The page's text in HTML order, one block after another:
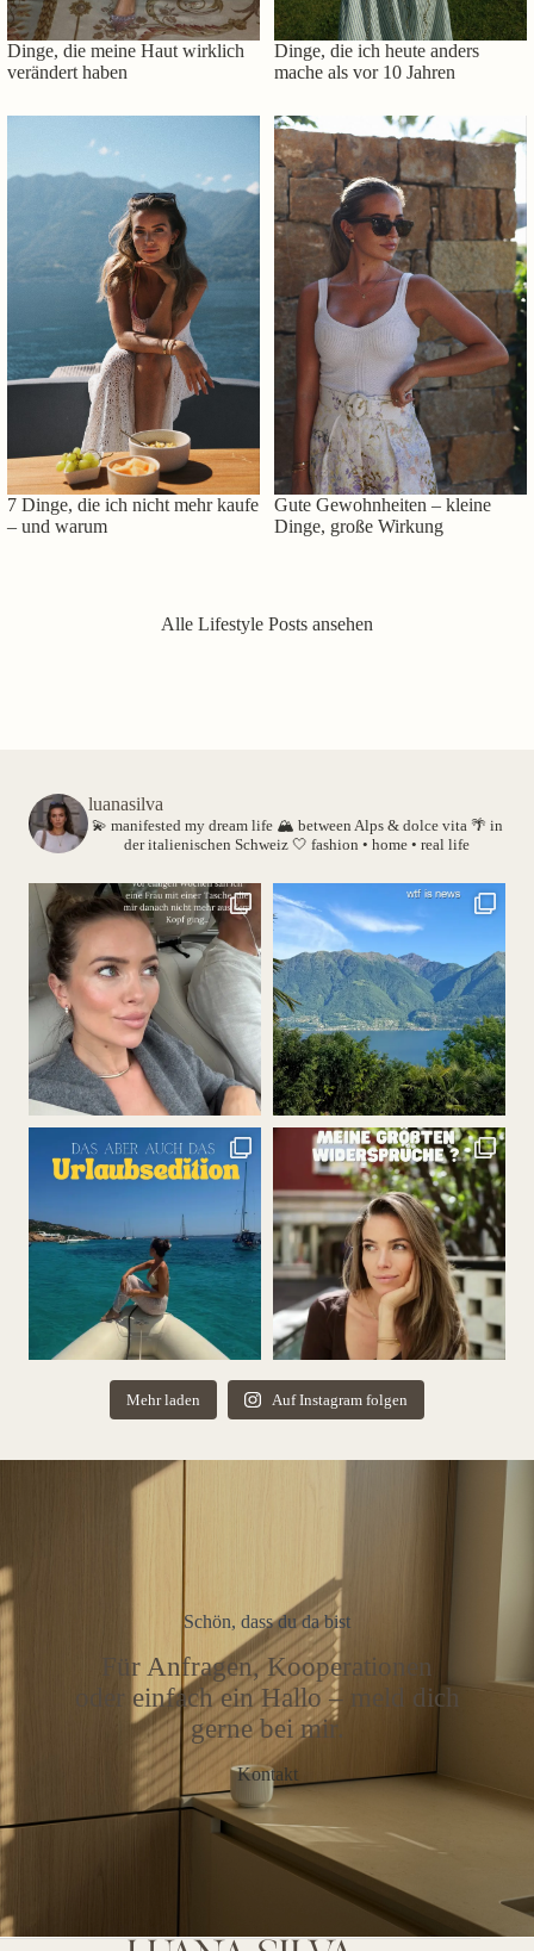
Dinge, die meine Haut wirklich
verändert haben
Dinge, die ich heute anders
mache als vor 10 Jahren
7 Dinge, die ich nicht mehr kaufe
– und warum
Gute Gewohnheiten – kleine
Dinge, große Wirkung
Alle Lifestyle Posts ansehen
luanasilva
💫 manifested my dream life 🏔️ between Alps & dolce vita 🌴 in
der italienischen Schweiz 🤍 fashion • home • real life
Mehr laden Auf Instagram folgen
Schön, dass du da bist
Für Anfragen, Kooperationen
oder einfach ein Hallo – meld dich
gerne bei mir.
Kontakt